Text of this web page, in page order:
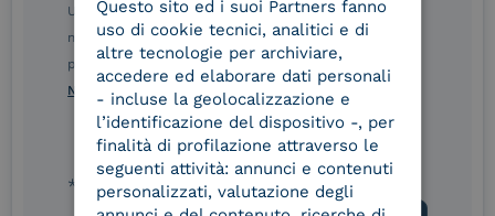
Conservatore
qualificato
UNI EN ISO 37001
UNI EN ISO 9001 UNI EN ISO 27001
Ulteriori informazioni sulle procedure sono disponibili
nelle Norme di tutela della privacy INTESA. Inoltrando il
presente modulo, dichiaro di aver letto e compreso le
Norme di tutela della privacy INTESA
.
* campo obbligatorio
ITALIAN
Questo sito ed i suoi Partners fanno
uso di cookie tecnici, analitici e di
altre tecnologie per archiviare,
accedere ed elaborare dati personali
- incluse la geolocalizzazione e
l’identificazione del dispositivo -, per
finalità di profilazione attraverso le
seguenti attività: annunci e contenuti
personalizzati, valutazione degli